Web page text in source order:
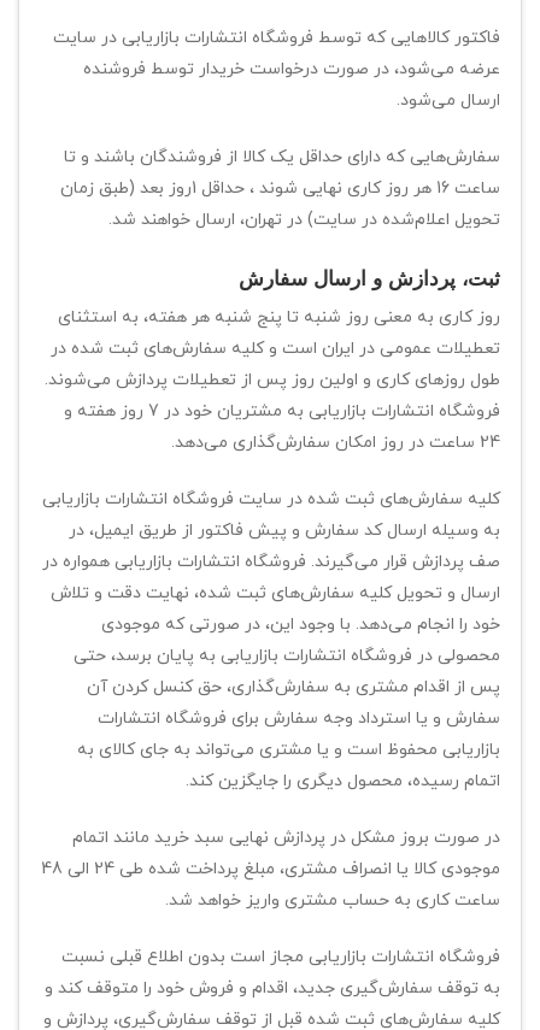
فاکتور کالاهایی که توسط فروشگاه انتشارات بازاریابی در سایت
عرضه می‌شود، در صورت درخواست خریدار توسط فروشنده
ارسال می‌شود.
سفارش‌هایی که دارای حداقل یک کالا از فروشندگان باشند و تا
ساعت 16 هر روز کاری نهایی شوند ، حداقل 1روز بعد (طبق زمان
تحویل اعلام‌شده در سایت) در تهران، ارسال خواهند شد.
ثبت، پردازش و ارسال سفارش
روز کاری به معنی روز شنبه تا پنج شنبه هر هفته، به استثنای
تعطیلات عمومی در ایران است و کلیه سفارش‏‌های ثبت شده در
طول روزهای کاری و اولین روز پس از تعطیلات پردازش می‌‏شوند.
فروشگاه انتشارات بازاریابی به مشتریان خود در 7 روز هفته و
24 ساعت در روز امکان سفارش‌‏گذاری می‌‏دهد.
کلیه سفارش‌‏های ثبت شده در سایت فروشگاه انتشارات بازاریابی
به وسیله ارسال کد سفارش و پیش فاکتور از طریق ایمیل، در
صف پردازش قرار می‏‌گیرند. فروشگاه انتشارات بازاریابی همواره در
ارسال و تحویل کلیه سفارش‌‏های ثبت شده، نهایت دقت و تلاش
خود را انجام می‌دهد. با وجود این، در صورتی که موجودی
محصولی در فروشگاه انتشارات بازاریابی به پایان برسد، حتی
پس از اقدام مشتری به سفارش‌‏گذاری، حق کنسل کردن آن
سفارش و یا استرداد وجه سفارش برای فروشگاه انتشارات
بازاریابی محفوظ است و یا مشتری می‏‌تواند به جای کالای به
اتمام رسیده، محصول دیگری را جایگزین کند.
در صورت بروز مشکل در پردازش نهایی سبد خرید مانند اتمام
موجودی کالا یا انصراف مشتری، مبلغ پرداخت شده طی 24 الی 48
ساعت کاری به حساب مشتری واریز خواهد شد.
فروشگاه انتشارات بازاریابی مجاز است بدون اطلاع قبلی نسبت
به توقف سفارش‌‏گیری جدید، اقدام و فروش خود را متوقف کند و
کلیه سفارش‌‏های ثبت شده قبل از توقف سفارش‌‏گیری، پردازش و